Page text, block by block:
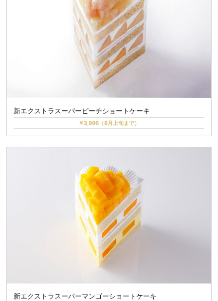
新エクストラスーパーピーチショートケーキ
￥3,996（8月上旬まで）
新エクストラスーパーマンゴーショートケーキ